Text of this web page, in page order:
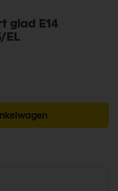
glad E14
EL